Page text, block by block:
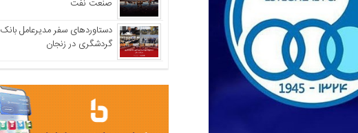
صنعت نفت
دستاوردهای سفر مدیرعامل بانک
گردشگری در زنجان